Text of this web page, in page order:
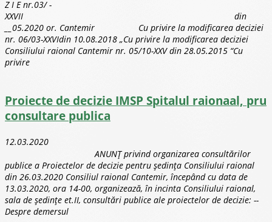
Z I E nr.03/ -
XXVII din
__05.2020 or. Cantemir Cu privire la modificarea deciziei
nr. 06/03-XXVIdin 10.08.2018 „Cu privire la modificarea deciziei
Consiliului raional Cantemir nr. 05/10-XXV din 28.05.2015 “Cu
privire
Proiecte de decizie IMSP Spitalul raionaal, pru
consultare publica
12.03.2020
ANUNȚ privind organizarea consultărilor
publice a Proiectelor de decizie pentru ședința Consiliului raional
din 26.03.2020 Consiliul raional Cantemir, începând cu data de
13.03.2020, ora 14-00, organizează, în incinta Consiliului raional,
sala de ședințe et.II, consultări publice ale proiectelor de decizie: --
Despre demersul